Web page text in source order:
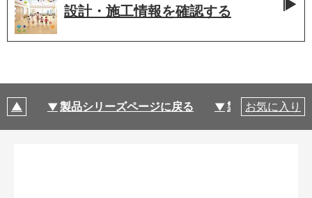
設計・施工情報を確認する
製品シリーズページに戻る 製品仕様
お気に入り